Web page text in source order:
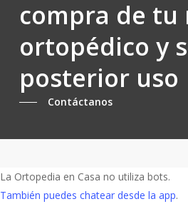
compra de tu
ortopédico y
posterior uso
Contáctanos
La Ortopedia en Casa no utiliza bots.
También puedes chatear desde la app.